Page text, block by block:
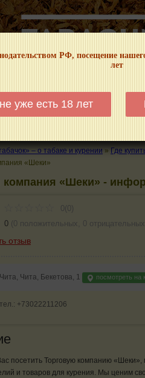
РФ, посещение
лет
уже есть 18 лет
МЫ НЕ ЗАНИМАЕМСЯ
ТРУБКИ ГДЕ КУПИТЬ
– о табаке и курении » Где
«Шеки»
компания «Шеки» -
0(0)
0 ( 0 положительных 0 отрицательных
отзыв
Чита, Чита, Бекетова, 1 посмотреть на
тел.: +73022211206
посетить Торговую компанию «Шеки»,
и товаров для курения. Мы ценим